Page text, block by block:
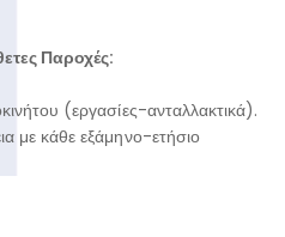
Παροχές:
(εργασίες-ανταλλακτικά).
με κάθε εξάμηνο-ετήσιο